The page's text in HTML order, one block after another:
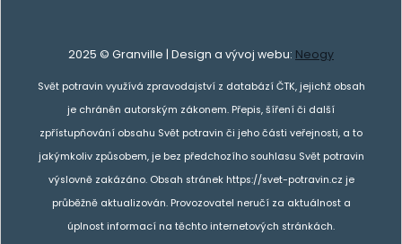
2025 © Granville | Design a vývoj webu: Neogy
Svět potravin využívá zpravodajství z databází ČTK, jejichž obsah
je chráněn autorským zákonem. Přepis, šíření či další
zpřístupňování obsahu Svět potravin či jeho části veřejnosti, a to
jakýmkoliv způsobem, je bez předchozího souhlasu Svět potravin
výslovně zakázáno. Obsah stránek https://svet-potravin.cz je
průběžně aktualizován. Provozovatel neručí za aktuálnost a
úplnost informací na těchto internetových stránkách.